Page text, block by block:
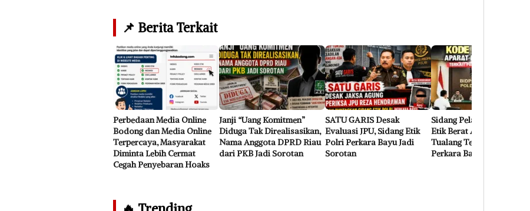
📌 Berita Terkait
Perbedaan Media Online
Bodong dan Media Online
Terpercaya, Masyarakat
Diminta Lebih Cermat
Cegah Penyebaran Hoaks
Janji “Uang Komitmen”
Diduga Tak Direalisasikan,
Nama Anggota DPRD Riau
dari PKB Jadi Sorotan
SATU GARIS Desak
Evaluasi JPU, Sidang Etik
Polri Perkara Bayu Jadi
Sorotan
Sidang Pelanggaran Kode
Etik Berat Aparat Polsek
Tualang Terkait Penyidikan
Perkara Bayu